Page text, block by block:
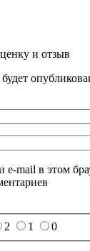
и отзыв
e-mail в этом
2 1 0